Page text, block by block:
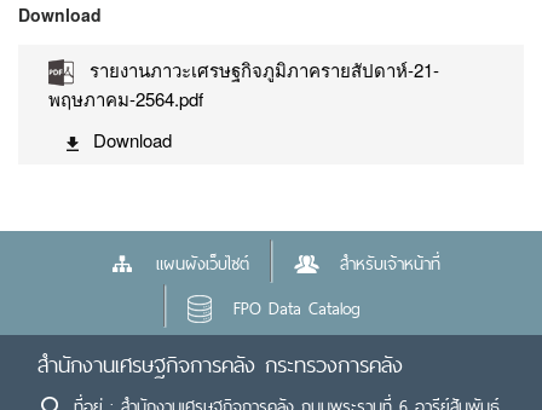
Download
รายงานภาวะเศรษฐกิจภูมิภาครายสัปดาห์-21-
พฤษภาคม-2564.pdf
Download
แผนผังเว็บไซต์
สำหรับเจ้าหน้าที่
FPO Data Catalog
สำนักงานเศรษฐกิจการคลัง กระทรวงการคลัง